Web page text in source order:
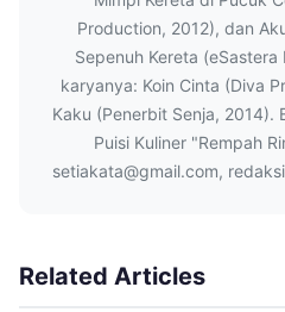
Production, 2012), dan
Sepenuh Kereta
karyanya: Koin Cinta (Diva
Kaku (Penerbit Senja, 2014).
Puisi Kuliner "Rempah
setiakata@gmail.com,
Related Articles